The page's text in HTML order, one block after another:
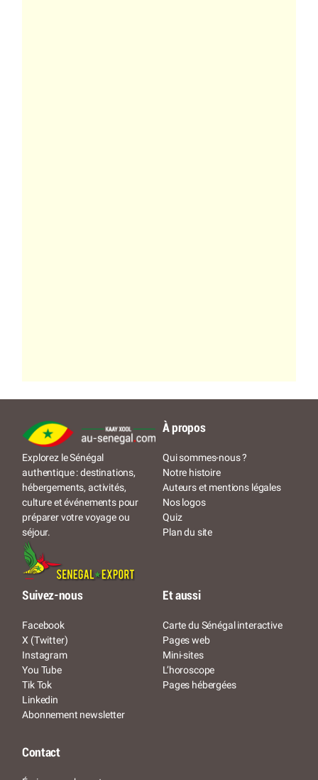
Explorez le Sénégal
authentique : destinations,
hébergements, activités,
culture et événements pour
préparer votre voyage ou
séjour.
À propos
Qui sommes-nous ?
Notre histoire
Auteurs et mentions légales
Nos logos
Quiz
Plan du site
Suivez-nous
Facebook
X (Twitter)
Instagram
You Tube
Tik Tok
Linkedin
Abonnement newsletter
Et aussi
Carte du Sénégal interactive
Pages web
Mini-sites
L’horoscope
Pages hébergées
Contact